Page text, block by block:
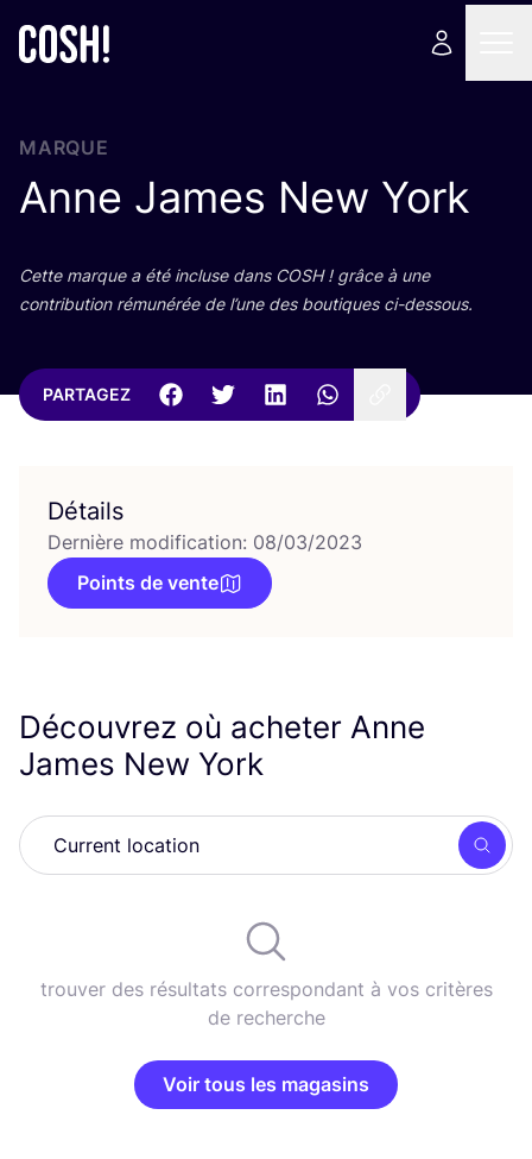
MARQUE
Anne James New York
Cette marque a été incluse dans COSH! grâce à une
contri­bu­tion rému­né­rée de l’une des bou­tiques ci-dessous.
PARTAGEZ
Détails
Dernière modification: 08/03/2023
Points de vente
Découvrez où acheter Anne
James New York
trouver des résultats correspondant à vos critères
de recherche
Voir tous les magasins